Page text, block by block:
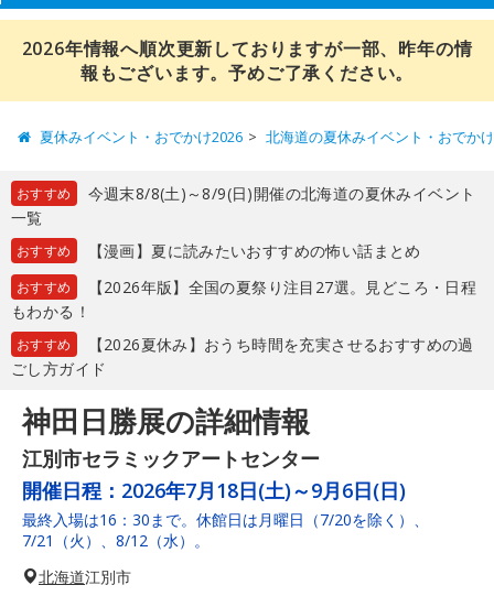
2026年情報へ順次更新しておりますが一部、昨年の情
報もございます。予めご了承ください。
夏休みイベント・おでかけ2026 北海道の夏休みイベント・おでか
おすすめ
今週末8/8(土)～8/9(日)開催の北海道の夏休みイベント
一覧
おすすめ 【漫画】夏に読みたいおすすめの怖い話まとめ
おすすめ
【2026年版】全国の夏祭り注目27選。見どころ・日程
もわかる！
おすすめ
【2026夏休み】おうち時間を充実させるおすすめの過
ごし方ガイド
神田日勝展の詳細情報
江別市セラミックアートセンター
開催日程： 2026年7月18日(土)～9月6日(日)
最終入場は16：30まで。休館日は月曜日（7/20を除く）、
7/21（火）、8/12（水）。
北海道江別市